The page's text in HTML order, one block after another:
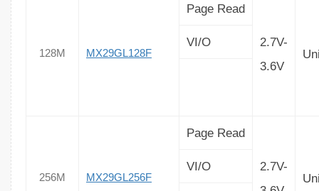
128M MX29GL128F
Page Read
2.7V-
3.6V
VI/O
256M MX29GL256F
Page Read
2.7V-
VI/O